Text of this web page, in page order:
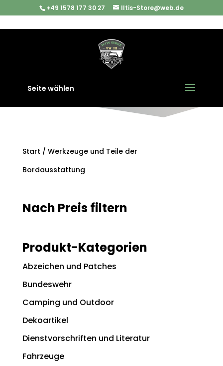
+49 1578 177 30 27 Iltis-Store@web.de
Seite wählen
Start / Werkzeuge und Teile der
Bordausstattung
Nach Preis filtern
Produkt-Kategorien
Abzeichen und Patches
Bundeswehr
Camping und Outdoor
Dekoartikel
Dienstvorschriften und Literatur
Fahrzeuge